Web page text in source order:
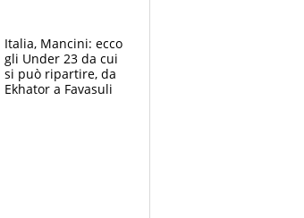
Italia, Mancini: ecco
gli Under 23 da cui
si può ripartire, da
Ekhator a Favasuli